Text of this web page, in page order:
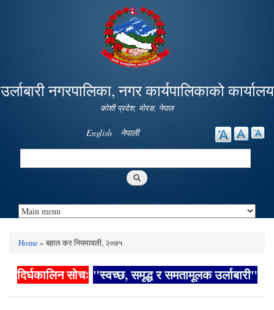
Skip to
main
content
उर्लाबारी नगरपालिका, नगर कार्यपालिकाको कार्यालय
कोशी प्रदेश, माेरङ, नेपाल
English नेपाली
Search
Home» बहाल कर नियमावली, २०७५
दिर्घकालिन सोचः "स्वच्छ, समृद्ध र समतामूलक उर्लाबारी"